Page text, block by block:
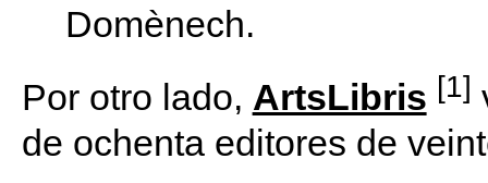
Domènech.
Por otro lado, ArtsLibris [1]
de ochenta editores de